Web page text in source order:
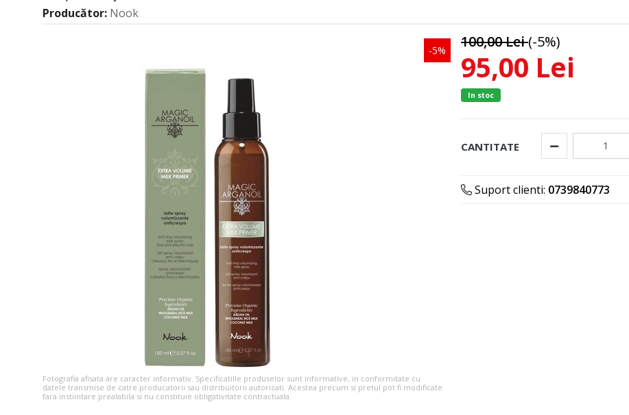
Producător: Nook
-5%
Fotografia afisata are caracter informativ. Specificatiile produselor sunt informative, in conformitate cu
datele transmise de catre producatorii sau distribuitorii autorizati. Acestea precum si pretul pot fi modificate
fara instiintare prealabila si nu constituie obligativitate contractuala.
100,00 Lei (-5%)
95,00 Lei
In stoc
CANTITATE
Suport clienti: 0739840773